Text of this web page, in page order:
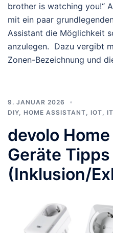
brother is watching you!“
mit ein paar
Assistant die Möglichkeit
anzulegen. Dazu vergibt
Zonen-Bezeichnung und
9. JANUAR 2026
DIY
HOME ASSISTANT IOT IT
devolo
Geräte Tipps
(Inklusion/